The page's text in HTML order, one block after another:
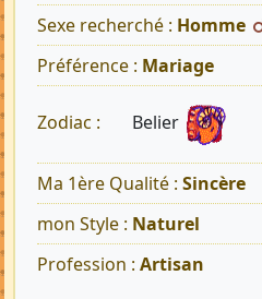
Sexe recherché : Homme
Préférence : Mariage
Zodiac : Belier
Ma 1ère Qualité : Sincère
mon Style : Naturel
Profession : Artisan